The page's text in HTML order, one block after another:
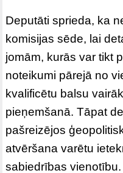
Deputāti sprieda, ka
komisijas sēde, lai
jomām, kurās var tikt
noteikumi pārejā no
kvalificētu balsu
pieņemšanā. Tāpat
pašreizējos
atvēršana varētu
sabiedrības vienotību.